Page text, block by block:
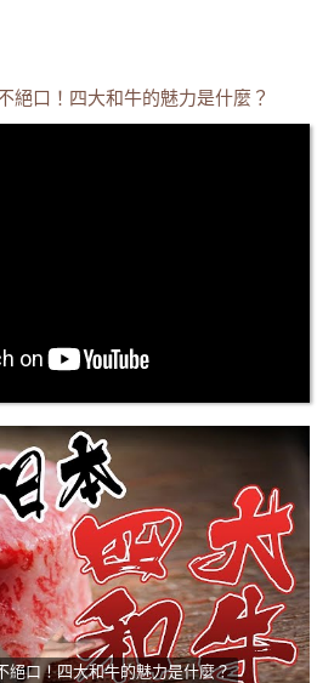
絕口！四大和牛的魅力是什麼？
絕口！四大和牛的魅力是什麼？